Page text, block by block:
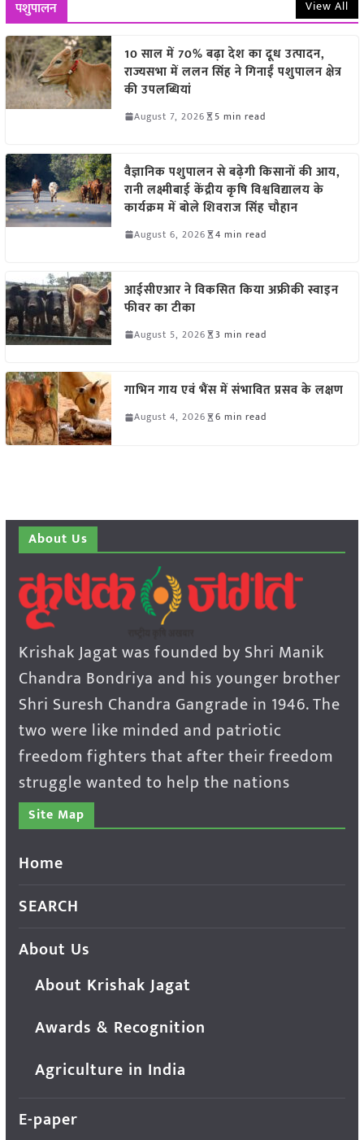
पशुपालन View All
10 साल में 70% बढ़ा देश का दूध उत्पादन,
राज्यसभा में ललन सिंह ने गिनाईं पशुपालन क्षेत्र
की उपलब्धियां
August 7, 2026 5 min read
वैज्ञानिक पशुपालन से बढ़ेगी किसानों की आय,
रानी लक्ष्मीबाई केंद्रीय कृषि विश्वविद्यालय के
कार्यक्रम में बोले शिवराज सिंह चौहान
August 6, 2026 4 min read
आईसीएआर ने विकसित किया अफ्रीकी स्वाइन
फीवर का टीका
August 5, 2026 3 min read
गाभिन गाय एवं भैंस में संभावित प्रसव के लक्षण
August 4, 2026 6 min read
About Us
Krishak Jagat was founded by Shri Manik
Chandra Bondriya and his younger brother
Shri Suresh Chandra Gangrade in 1946. The
two were like minded and patriotic
freedom fighters that after their freedom
struggle wanted to help the nations
Site Map
Home
SEARCH
About Us
About Krishak Jagat
Awards & Recognition
Agriculture in India
E-paper